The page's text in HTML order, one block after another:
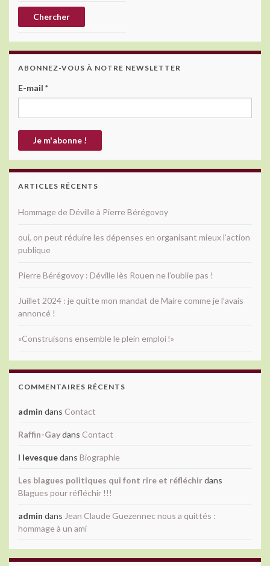
ABONNEZ-VOUS À NOTRE NEWSLETTER
E-mail *
ARTICLES RÉCENTS
Hommage de Déville à Pierre Bérégovoy
oui, on peut réduire les dépenses en organisant mieux l’action
publique
Pierre Bérégovoy : Déville lès Rouen ne l’oublie pas !
Juillet 2024 : je quitte mon mandat de Maire comme je l’avais
annoncé !
«Construisons ensemble le plein emploi !»
COMMENTAIRES RÉCENTS
admin dans Contact
Raffin-Gaydans Contact
l levesquedans Biographie
Les blagues politiques qui font rire et réfléchirdans
Blagues pour réfléchir !!!
admin dans Jean Claude Guezennec nous a quittés :
hommage à un ami